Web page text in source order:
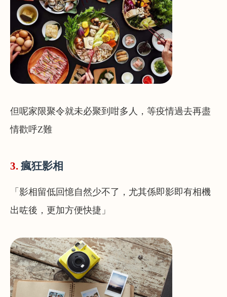
但呢家限聚令就未必聚到咁多人，等疫情過去再盡
情歡呼Z難
3. 瘋狂影相
「影相留低回憶自然少不了，尤其係即影即有相機
出咗後，更加方便快捷」